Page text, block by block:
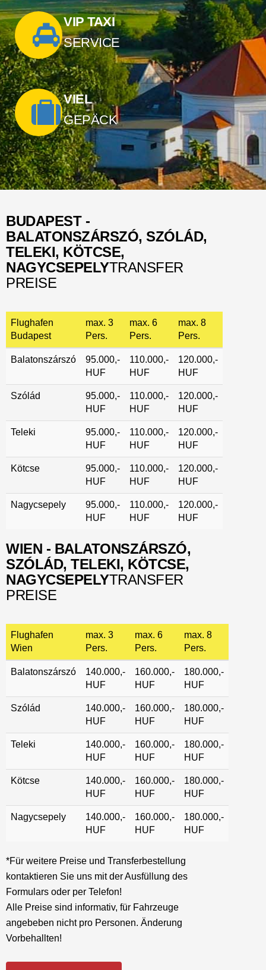
VIP TAXI
SERVICE
VIEL
GEPÄCK
BUDAPEST -
BALATONSZÁRSZÓ, SZÓLÁD,
TELEKI, KÖTCSE,
NAGYCSEPELYTRANSFER
PREISE
Flughafen
Budapest
max. 3
Pers.
max. 6
Pers.
max. 8
Pers.
Balatonszárszó
95.000,-
HUF
110.000,-
HUF
120.000,-
HUF
Szólád
95.000,-
HUF
110.000,-
HUF
120.000,-
HUF
Teleki
95.000,-
HUF
110.000,-
HUF
120.000,-
HUF
Kötcse
95.000,-
HUF
110.000,-
HUF
120.000,-
HUF
Nagycsepely
95.000,-
HUF
110.000,-
HUF
120.000,-
HUF
WIEN - BALATONSZÁRSZÓ,
SZÓLÁD, TELEKI, KÖTCSE,
NAGYCSEPELYTRANSFER
PREISE
Flughafen
Wien
max. 3
Pers.
max. 6
Pers.
max. 8
Pers.
Balatonszárszó
140.000,-
HUF
160.000,-
HUF
180.000,-
HUF
Szólád
140.000,-
HUF
160.000,-
HUF
180.000,-
HUF
Teleki
140.000,-
HUF
160.000,-
HUF
180.000,-
HUF
Kötcse
140.000,-
HUF
160.000,-
HUF
180.000,-
HUF
Nagycsepely
140.000,-
HUF
160.000,-
HUF
180.000,-
HUF
*Für weitere Preise und Transferbestellung
kontaktieren Sie uns mit der Ausfüllung des
Formulars oder per Telefon!
Alle Preise sind informativ, für Fahrzeuge
angebeben nicht pro Personen. Änderung
Vorbehallten!